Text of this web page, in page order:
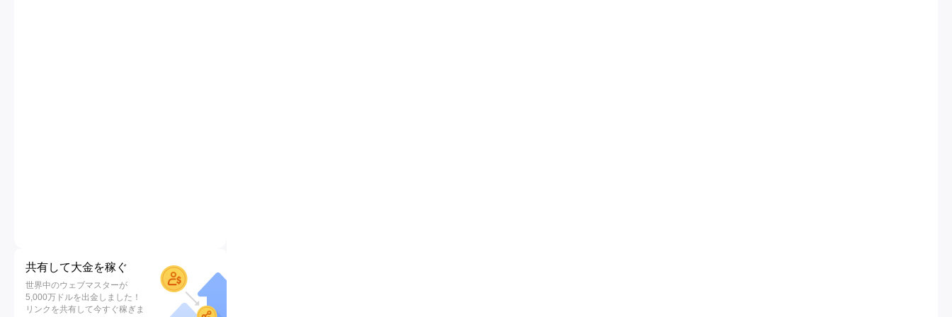
共有して大金を稼ぐ
世界中のウェブマスターが
5,000万ドルを出金しました！
リンクを共有して今すぐ稼ぎま